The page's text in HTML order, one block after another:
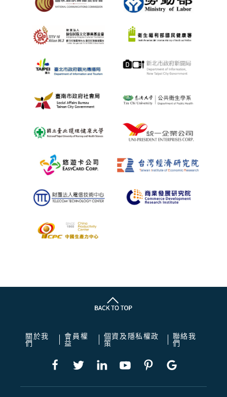
關於我
們
會員權
益
個資及隱私權政
策
聯絡我
們